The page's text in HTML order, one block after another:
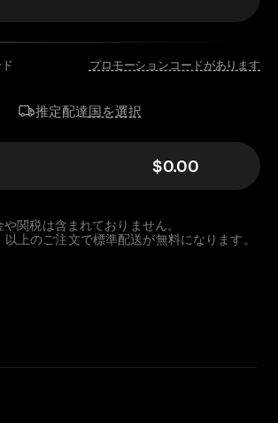
プロモーションコードがあります
推定配達国を選択
$0.00
や関税は含まれておりません。
上のご注文で標準配送が無料になります。